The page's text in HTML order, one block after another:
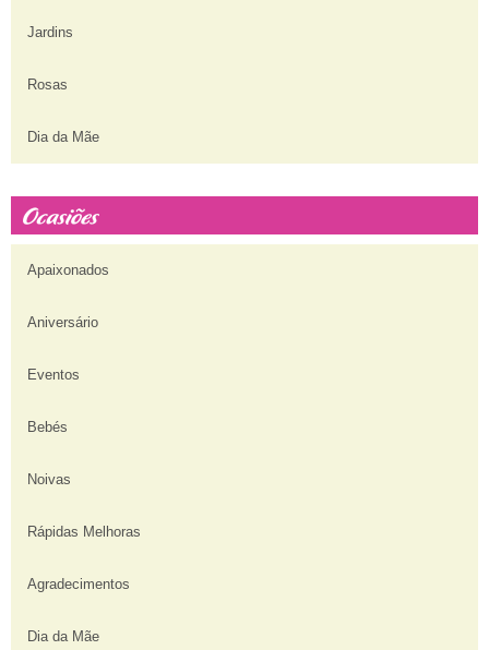
Jardins
Rosas
Dia da Mãe
Apaixonados
Aniversário
Eventos
Bebés
Noivas
Rápidas Melhoras
Agradecimentos
Dia da Mãe